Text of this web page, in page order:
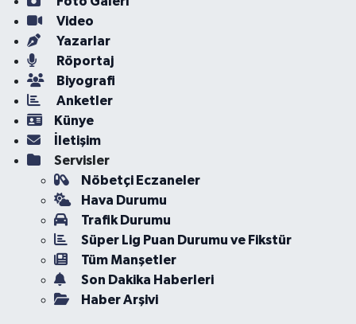
Video
Yazarlar
Röportaj
Biyografi
Anketler
Künye
İletişim
Servisler
Nöbetçi Eczaneler
Hava Durumu
Trafik Durumu
Süper Lig Puan Durumu ve Fikstür
Tüm Manşetler
Son Dakika Haberleri
Haber Arşivi